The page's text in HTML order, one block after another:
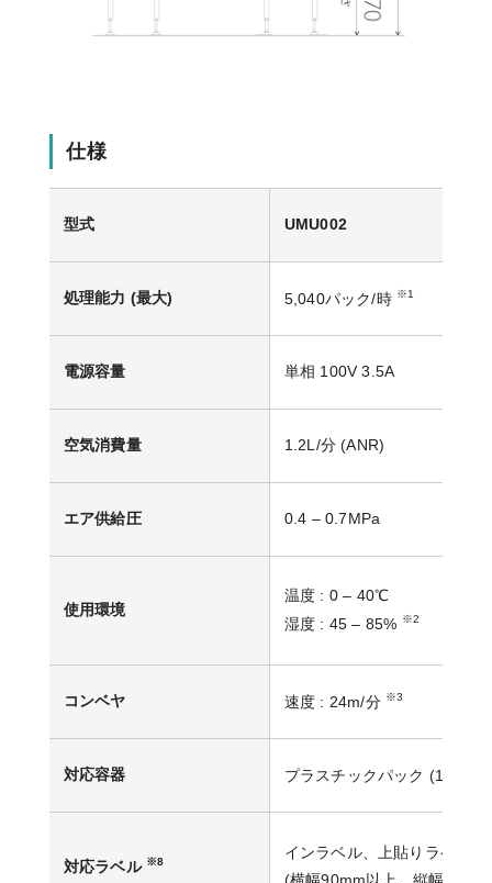
仕様
型式 UMU002
処理能力 (最大) 5,040パック/時 ※1
電源容量 単相 100V 3.5A
空気消費量 1.2L/分 (ANR)
エア供給圧 0.4 – 0.7MPa
使用環境
温度 : 0 – 40℃
湿度 : 45 – 85% ※2
コンベヤ 速度 : 24m/分 ※3
対応容器 プラスチックパック (12P
対応ラベル ※8
インラベル、上貼りラベル